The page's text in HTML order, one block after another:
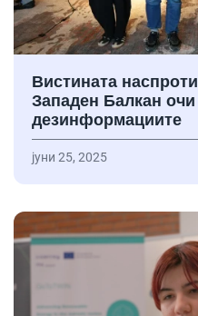
Вистината
Западен Балкан
дезинформациите
јуни 25, 2025